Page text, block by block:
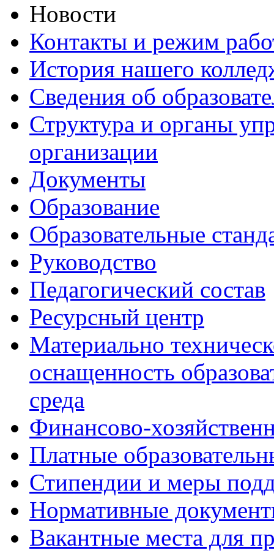
Новости
Контакты и режим
История нашего
Сведения об
Структура и органы
организации
Документы
Образование
Образовательные
Руководство
Педагогический состав
Ресурсный центр
Материально
оснащенность
среда
Финансово-
Платные
Стипендии и меры
Нормативные
Вакантные места для